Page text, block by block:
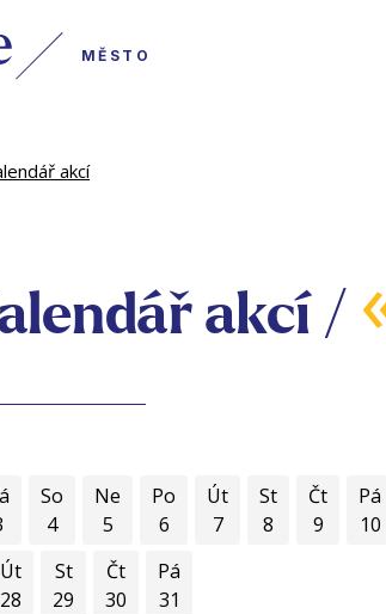
MĚSTO
akcí
akcí /
So
4
Ne
5
Po
6
Út
7
St
8
Čt
9
Pá
10
Út
28
St
29
Čt
30
Pá
31